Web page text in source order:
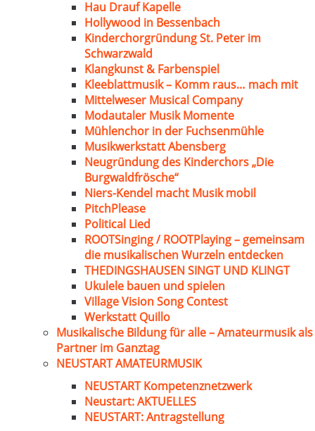
Hau Drauf Kapelle
Hollywood in Bessenbach
Kinderchorgründung St. Peter im
Schwarzwald
Klangkunst & Farbenspiel
Kleeblattmusik – Komm raus… mach mit
Mittelweser Musical Company
Modautaler Musik Momente
Mühlenchor in der Fuchsenmühle
Musikwerkstatt Abensberg
Neugründung des Kinderchors „Die
Burgwaldfrösche“
Niers-Kendel macht Musik mobil
PitchPlease
Political Lied
ROOTSinging / ROOTPlaying – gemeinsam
die musikalischen Wurzeln entdecken
THEDINGSHAUSEN SINGT UND KLINGT
Ukulele bauen und spielen
Village Vision Song Contest
Werkstatt Quillo
Musikalische Bildung für alle – Amateurmusik als
Partner im Ganztag
NEUSTART AMATEURMUSIK
NEUSTART Kompetenznetzwerk
Neustart: AKTUELLES
NEUSTART: Antragstellung